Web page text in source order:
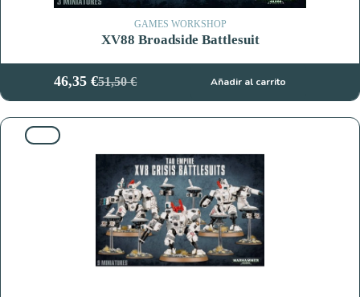
GAMES WORKSHOP
XV88 Broadside Battlesuit
51,50€
El
precio
original
51,50 €.
46,35€El
precio
actual
46,35 €.
Añadir al carrito